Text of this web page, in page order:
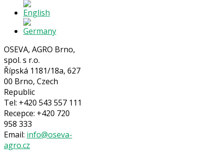
OSEVA, AGRO Brno,
spol. s r.o.
Řípská 1181/18a, 627
00 Brno, Czech
Republic
Tel: +420 543 557 111
Recepce: +420 720
958 333
Email: info@oseva-
agro.cz